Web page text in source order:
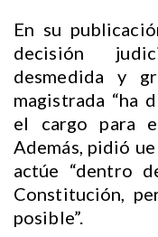
En su
decisión
desmedida y
magistrada “ha
el cargo para
Además, pidió
actúe “dentro
Constitución,
posible”.